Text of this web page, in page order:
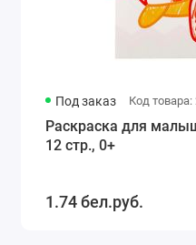
Под заказ Код товара:
Раскраска для
12 стр., 0+
1.74 бел.руб.